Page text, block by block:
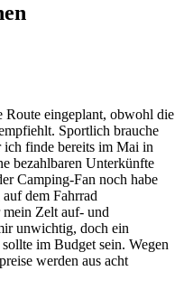
Route eingeplant, obwohl die
Sportlich brauche
ich finde bereits im Mai in
bezahlbaren Unterkünfte
Camping-Fan noch habe
dem Fahrrad
mein Zelt auf- und
unwichtig, doch ein
im Budget sein. Wegen
werden aus acht